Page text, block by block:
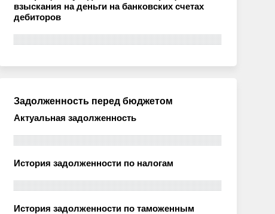
взыскания на деньги на банковских счетах
дебиторов
Задолженность перед бюджетом
Актуальная задолженность
История задолженности по налогам
История задолженности по таможенным